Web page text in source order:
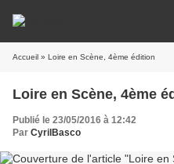
Accueil » Loire en Scène, 4ème édition
Loire en Scène, 4ème
Publié le 23/05/2016 à 12:42
Par CyrilBasco